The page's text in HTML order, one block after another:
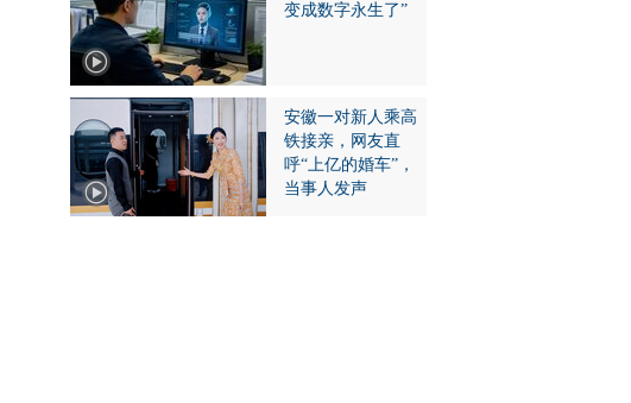
变成数字永生了”
安徽一对新人乘高
铁接亲，网友直
呼“上亿的婚车”，
当事人发声